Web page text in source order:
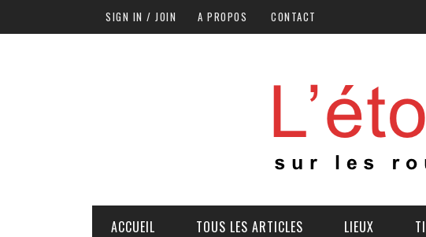
SIGN IN / JOIN A PROPOS CONTACT
ACCUEIL TOUS LES ARTICLES LIEUX